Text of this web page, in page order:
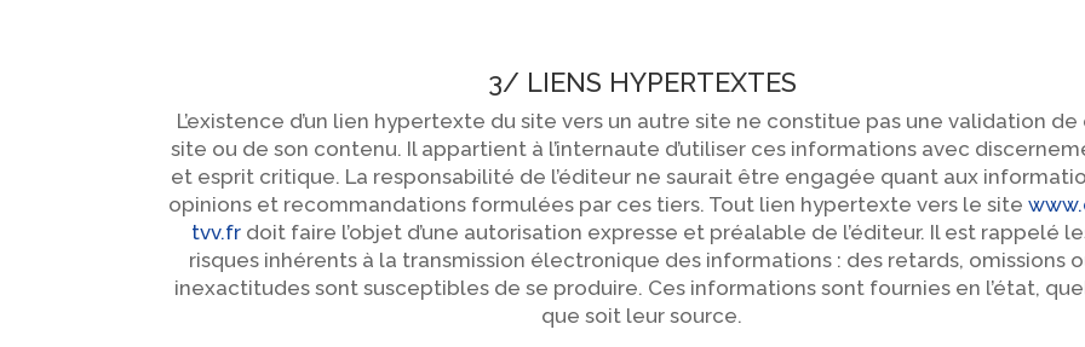
3/ LIENS HYPERTEXTES
L’existence d’un lien hypertexte du site vers un autre site ne constitue pas une validation de
site ou de son contenu. Il appartient à l’internaute d’utiliser ces informations avec
et esprit critique. La responsabilité de l’éditeur ne saurait être engagée quant aux
opinions et recommandations formulées par ces tiers. Tout lien hypertexte vers le site
tvv.fr doit faire l’objet d’une autorisation expresse et préalable de l’éditeur. Il est rappelé
risques inhérents à la transmission électronique des informations : des retards, omissions
inexactitudes sont susceptibles de se produire. Ces informations sont fournies en l’état,
que soit leur source.